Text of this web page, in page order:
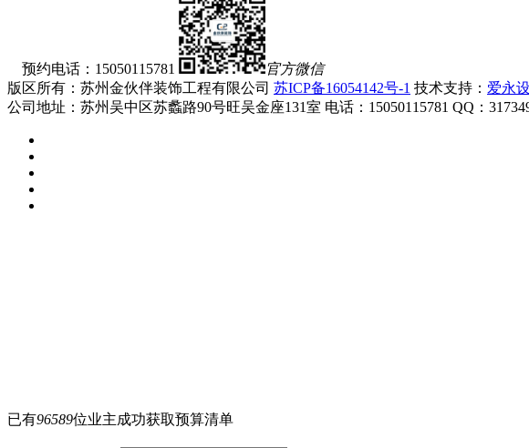
预约电话：15050115781
官方微信
版区所有：苏州金伙伴装饰工程有限公司 苏ICP备16054142号-1 技术支持： 爱永
公司地址：苏州吴中区苏蠡路90号旺吴金座131室 电话：15050115781 QQ：
已有96589位业主成功获取预算清单